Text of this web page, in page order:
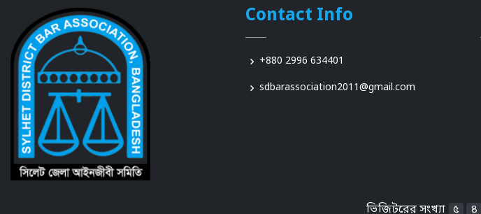
Contact Info
+880 2996 634401
sdbarassociation2011@gmail.com
ভিজিটরের সংখ্যা ৫ ৪